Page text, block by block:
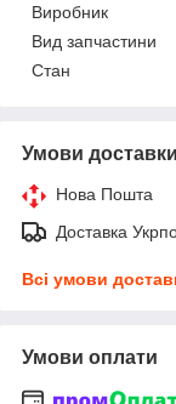
Виробник
Вид запчастини
Стан
Умови доставки
Нова Пошта
Доставка
Всі умови
Умови оплати